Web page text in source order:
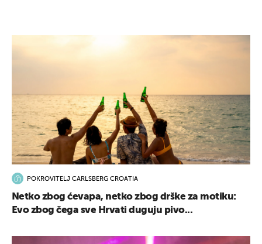
POKROVITELJ CARLSBERG CROATIA
Netko zbog ćevapa, netko zbog drške za motiku:
Evo zbog čega sve Hrvati duguju pivo...